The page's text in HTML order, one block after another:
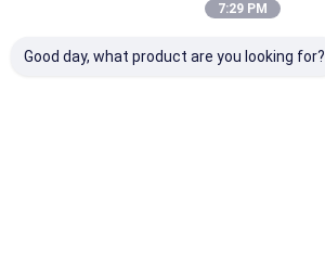
7:29 PM
Good day, what product are you looking for?